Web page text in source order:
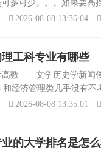
多可少。。。如果要高
如果按450500元/平方
2026-08-08 13:36:04
工科专业有哪些
高数 文学历史学新闻
经济管理类几乎没有不
数学还要难一些==土木
2026-08-08 13:35:01
的大学排名是怎